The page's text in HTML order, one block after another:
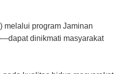
melalui program Jaminan
dinikmati masyarakat